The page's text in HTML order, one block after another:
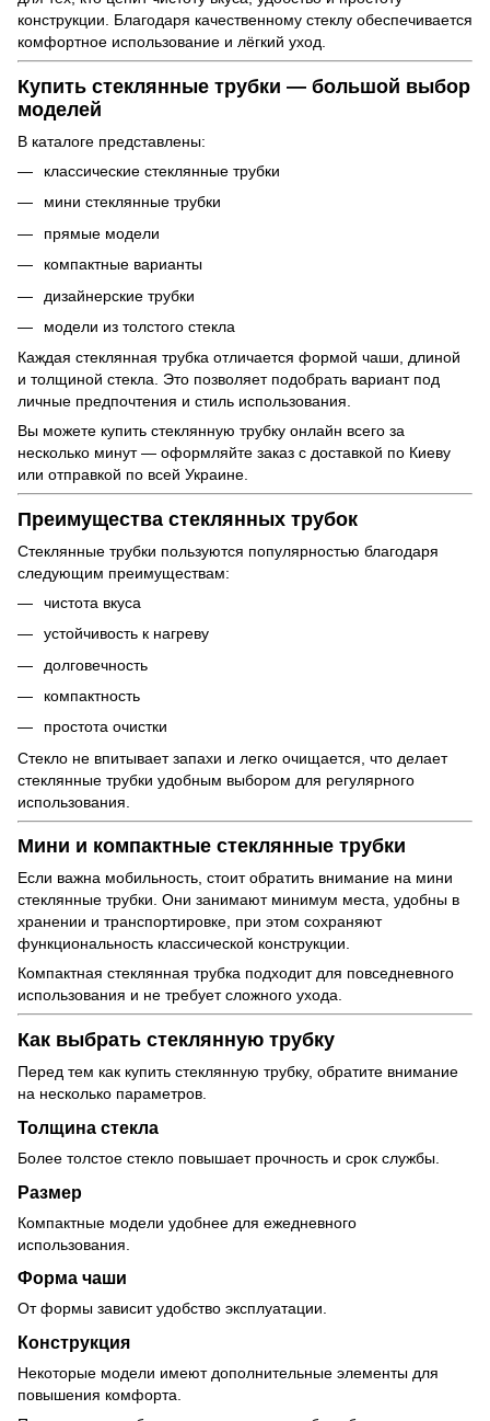
конструкции. Благодаря качественному стеклу обеспечивается
комфортное использование и лёгкий уход.
Купить стеклянные трубки — большой выбор
моделей
В каталоге представлены:
классические стеклянные трубки
мини стеклянные трубки
прямые модели
компактные варианты
дизайнерские трубки
модели из толстого стекла
Каждая стеклянная трубка отличается формой чаши, длиной
и толщиной стекла. Это позволяет подобрать вариант под
личные предпочтения и стиль использования.
Вы можете купить стеклянную трубку онлайн всего за
несколько минут — оформляйте заказ с доставкой по Киеву
или отправкой по всей Украине.
Преимущества стеклянных трубок
Стеклянные трубки пользуются популярностью благодаря
следующим преимуществам:
чистота вкуса
устойчивость к нагреву
долговечность
компактность
простота очистки
Стекло не впитывает запахи и легко очищается, что делает
стеклянные трубки удобным выбором для регулярного
использования.
Мини и компактные стеклянные трубки
Если важна мобильность, стоит обратить внимание на мини
стеклянные трубки. Они занимают минимум места, удобны в
хранении и транспортировке, при этом сохраняют
функциональность классической конструкции.
Компактная стеклянная трубка подходит для повседневного
использования и не требует сложного ухода.
Как выбрать стеклянную трубку
Перед тем как купить стеклянную трубку, обратите внимание
на несколько параметров.
Толщина стекла
Более толстое стекло повышает прочность и срок службы.
Размер
Компактные модели удобнее для ежедневного
использования.
Форма чаши
От формы зависит удобство эксплуатации.
Конструкция
Некоторые модели имеют дополнительные элементы для
повышения комфорта.